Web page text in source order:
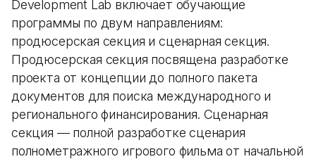
Development Lab включает обучающие
программы по двум направлениям:
продюсерская секция и сценарная секция.
Продюсерская секция посвящена разработке
проекта от концепции до полного пакета
документов для поиска международного и
регионального финансирования. Сценарная
секция — полной разработке сценария
полнометражного игрового фильма от начальной